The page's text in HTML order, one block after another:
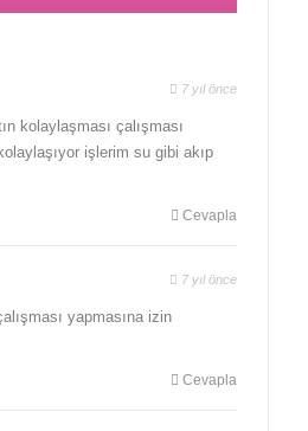
7 yıl önce
kolaylaşması çalışması
işlerim su gibi akıp
Cevapla
7 yıl önce
yapmasına izin
Cevapla